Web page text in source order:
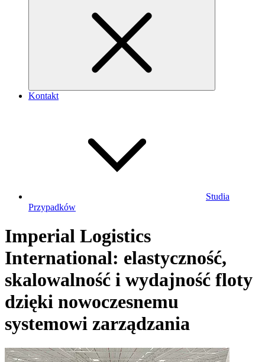
Kontakt
Studia
Przypadków
Imperial Logistics
International: elastyczność,
skalowalność i wydajność floty
dzięki nowoczesnemu
systemowi zarządzania